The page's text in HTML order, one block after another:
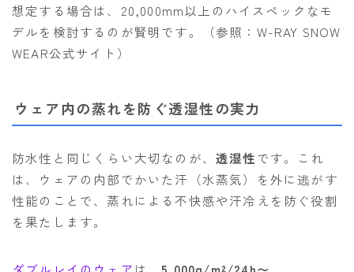
想定する場合は、20,000mm以上のハイスペックなモ
デルを検討するのが賢明です。（参照：W-RAY SNOW
WEAR公式サイト）
ウェア内の蒸れを防ぐ透湿性の実力
防水性と同じくらい大切なのが、 透湿性です。これ
は、ウェアの内部でかいた汗（水蒸気）を外に逃がす
性能のことで、蒸れによる不快感や汗冷えを防ぐ役割
を果たします。